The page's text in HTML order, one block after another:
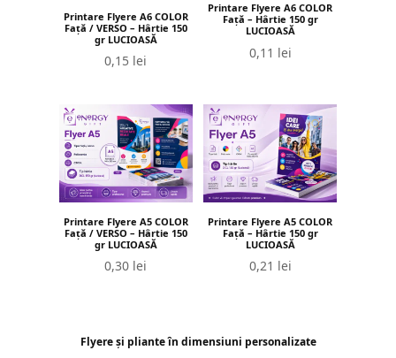
Printare Flyere A6 COLOR
Față / VERSO – Hârtie 150
gr LUCIOASĂ
0,15 lei
Printare Flyere A6 COLOR
Față – Hârtie 150 gr
LUCIOASĂ
0,11 lei
Printare Flyere A5 COLOR
Față / VERSO – Hârtie 150
gr LUCIOASĂ
0,30 lei
Printare Flyere A5 COLOR
Față – Hârtie 150 gr
LUCIOASĂ
0,21 lei
Flyere și pliante în dimensiuni personalizate